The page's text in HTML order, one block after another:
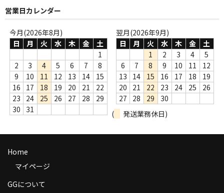
Webのみ no.2
Webのみ no.3
Webのみ no.4
売り切れ
商品の発送
お支払い方法
営業日カレンダー
今月(2026年8月)
日
月 火 水 木 金
土
1
2
3 4 5 6 7
8
9
10 11 12 13 14
15
16
17 18 19 20 21
22
23
24 25 26 27 28
29
30
31
翌月(2026年9月)
日
月 火 水 木 金
土
1
2 3 4
5
6
7 8 9 10 11
12
13
14 15 16 17 18
19
20
21 22 23 24 25
26
27
28 29
30
(
発送業務休日)
Home
マイページ
GGについて